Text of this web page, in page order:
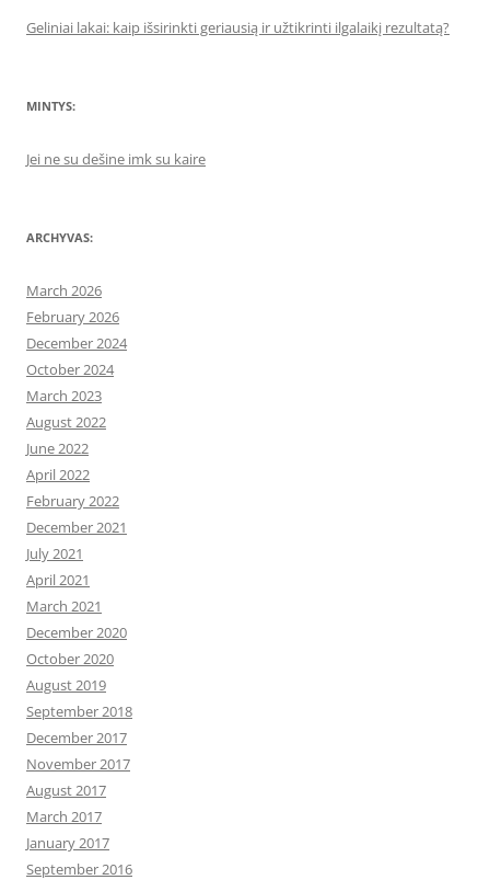
Geliniai lakai: kaip išsirinkti geriausią ir užtikrinti ilgalaikį rezultatą?
MINTYS:
Jei ne su dešine imk su kaire
ARCHYVAS:
March 2026
February 2026
December 2024
October 2024
March 2023
August 2022
June 2022
April 2022
February 2022
December 2021
July 2021
April 2021
March 2021
December 2020
October 2020
August 2019
September 2018
December 2017
November 2017
August 2017
March 2017
January 2017
September 2016